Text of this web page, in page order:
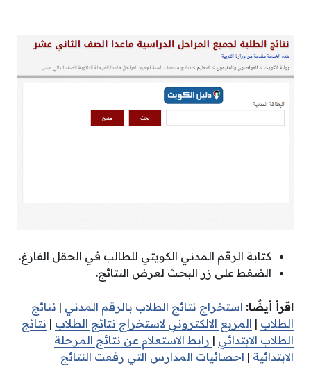
كتابة الرقم المدني الكويتي للطالب في الحقل الفارغ.
الضغط على زر البحث لعرض النتائج.
اقرأ أيضًا: استخراج نتائج الطلاب بالرقم المدني | نتائج
الطلاب | المربع الالكتروني لاستخراج نتائج الطلاب | نتائج
الطلاب الابتدائي | رابط الاستعلام عن نتائج المرحلة
الابتدائية | احصائيات المدارس التي رفعت النتائج